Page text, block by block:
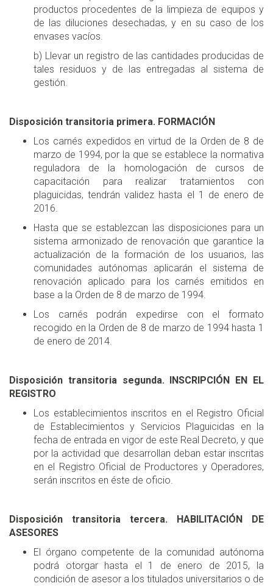
productos procedentes de la limpieza de equipos y
de las diluciones desechadas, y en su caso de los
envases vacíos.
b) Llevar un registro de las cantidades producidas de
tales residuos y de las entregadas al sistema de
gestión.
Disposición transitoria primera. FORMACIÓN
Los carnés expedidos en virtud de la Orden de 8 de
marzo de 1994, por la que se establece la normativa
reguladora de la homologación de cursos de
capacitación para realizar tratamientos con
plaguicidas, tendrán validez hasta el 1 de enero de
2016.
Hasta que se establezcan las disposiciones para un
sistema armonizado de renovación que garantice la
actualización de la formación de los usuarios, las
comunidades autónomas aplicarán el sistema de
renovación aplicado para los carnés emitidos en
base a la Orden de 8 de marzo de 1994.
Los carnés podrán expedirse con el formato
recogido en la Orden de 8 de marzo de 1994 hasta 1
de enero de 2014.
Disposición transitoria segunda. INSCRIPCIÓN EN EL
REGISTRO
Los establecimientos inscritos en el Registro Oficial
de Establecimientos y Servicios Plaguicidas en la
fecha de entrada en vigor de este Real Decreto, y que
por la actividad que desarrollan deban estar inscritas
en el Registro Oficial de Productores y Operadores,
serán inscritos en éste de oficio.
Disposición transitoria tercera. HABILITACIÓN DE
ASESORES
El órgano competente de la comunidad autónoma
podrá otorgar hasta el 1 de enero de 2015, la
condición de asesor a los titulados universitarios o de